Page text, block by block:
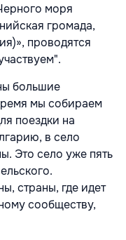
моря
громада,
проводятся
большие
мы собираем
поездки на
в село
Это село уже пять
страны, где идет
сообществу,